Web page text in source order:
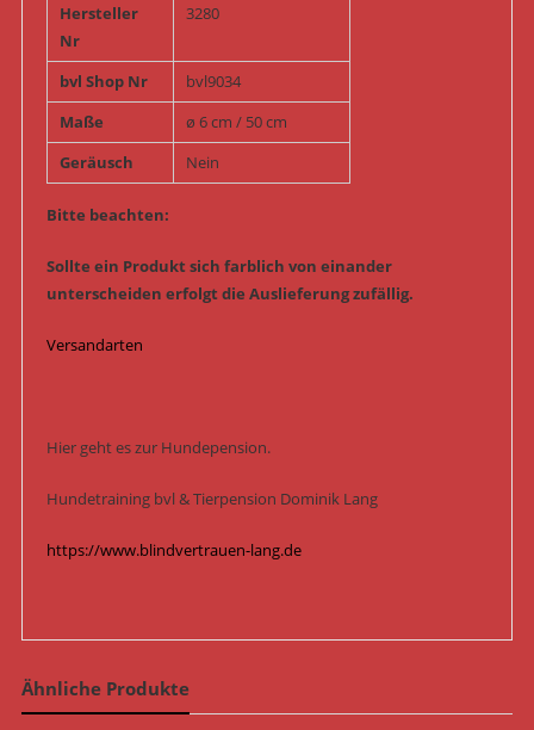
Hersteller
Nr
3280
bvl Shop Nr
bvl9034
Maße
ø 6 cm / 50 cm
Geräusch
Nein
Bitte beachten:
Sollte ein Produkt sich farblich von einander
unterscheiden erfolgt die Auslieferung zufällig.
Versandarten
Hier geht es zur Hundepension.
Hundetraining bvl & Tierpension Dominik Lang
https://www.blindvertrauen-lang.de
Ähnliche Produkte